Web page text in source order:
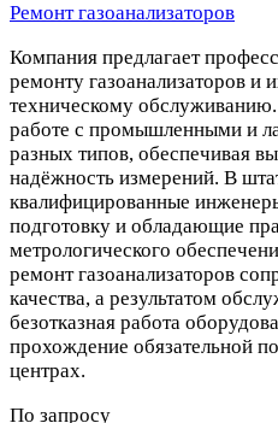
Ремонт газоанализаторов
Компания предлагает
ремонту газоанализаторов и
техническому
работе с промышленными и
разных типов, обеспечивая
надёжность измерений. В
квалифицированные
подготовку и обладающие
метрологического
ремонт газоанализаторов
качества, а результатом
безотказная работа
прохождение обязательной
центрах.
По запросу